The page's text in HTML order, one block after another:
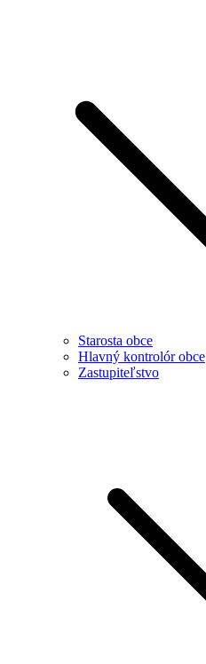
Starosta obce
Hlavný kontrolór obce
Zastupiteľstvo